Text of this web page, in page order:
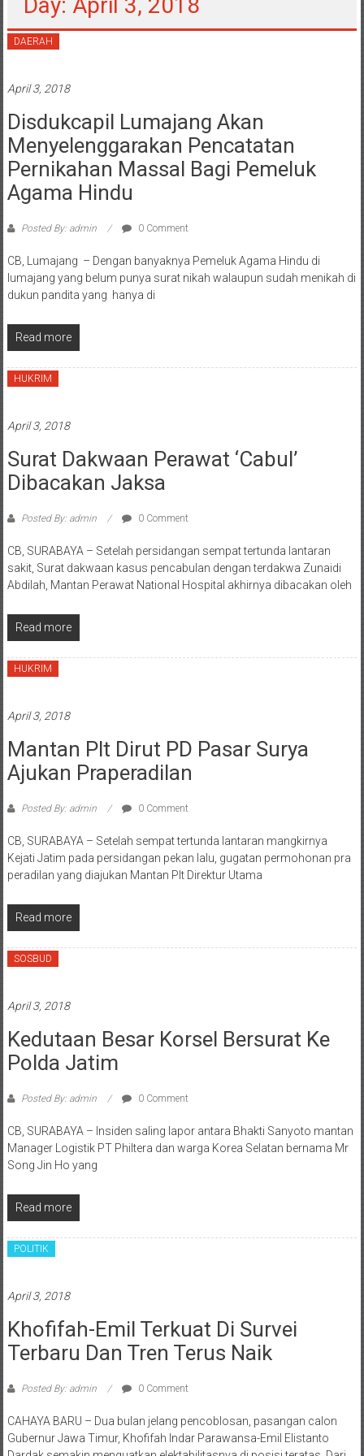
Day: April 3, 2018
DAERAH
April 3, 2018
Disdukcapil Lumajang Akan
Menyelenggarakan Pencatatan
Pernikahan Massal Bagi Pemeluk
Agama Hindu
Posted By: admin 0 Comment
CB, Lumajang – Dengan banyaknya Pemeluk Agama Hindu di
lumajang yang belum punya surat nikah walaupun sudah menikah di
dukun pandita yang hanya di
Read more
HUKRIM
April 3, 2018
Surat Dakwaan Perawat ‘Cabul’
Dibacakan Jaksa
Posted By: admin 0 Comment
CB, SURABAYA – Setelah persidangan sempat tertunda lantaran
sakit, Surat dakwaan kasus pencabulan dengan terdakwa Zunaidi
Abdilah, Mantan Perawat National Hospital akhirnya dibacakan oleh
Read more
HUKRIM
April 3, 2018
Mantan Plt Dirut PD Pasar Surya
Ajukan Praperadilan
Posted By: admin 0 Comment
CB, SURABAYA – Setelah sempat tertunda lantaran mangkirnya
Kejati Jatim pada persidangan pekan lalu, gugatan permohonan pra
peradilan yang diajukan Mantan Plt Direktur Utama
Read more
SOSBUD
April 3, 2018
Kedutaan Besar Korsel Bersurat Ke
Polda Jatim
Posted By: admin 0 Comment
CB, SURABAYA – Insiden saling lapor antara Bhakti Sanyoto mantan
Manager Logistik PT Philtera dan warga Korea Selatan bernama Mr
Song Jin Ho yang
Read more
POLITIK
April 3, 2018
Khofifah-Emil Terkuat Di Survei
Terbaru Dan Tren Terus Naik
Posted By: admin 0 Comment
CAHAYA BARU – Dua bulan jelang pencoblosan, pasangan calon
Gubernur Jawa Timur, Khofifah Indar Parawansa-Emil Elistanto